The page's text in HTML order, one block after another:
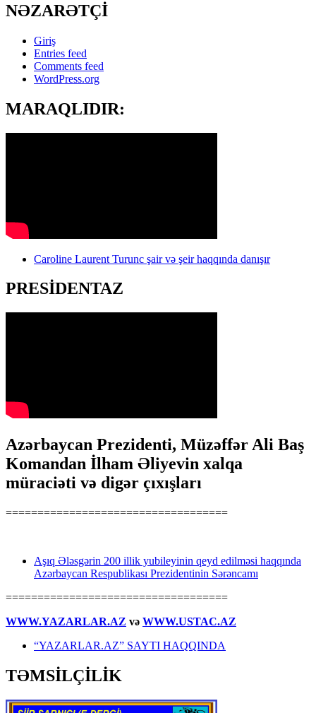
NƏZARƏTÇİ
Giriş
Entries feed
Comments feed
WordPress.org
MARAQLIDIR:
Caroline Laurent Turunc şair və şeir haqqında danışır
PRESİDENTAZ
Azərbaycan Prezidenti, Müzəffər Ali Baş
Komandan İlham Əliyevin xalqa
müraciəti və digər çıxışları
===================================
Aşıq Ələsgərin 200 illik yubileyinin qeyd edilməsi haqqında
Azərbaycan Respublikası Prezidentinin Sərəncamı
===================================
WWW.YAZARLAR.AZ və WWW.USTAC.AZ
“YAZARLAR.AZ” SAYTI HAQQINDA
TƏMSİLÇİLİK